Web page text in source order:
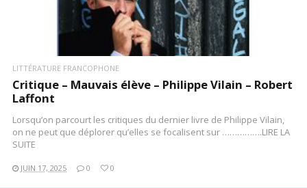
LITTÉRATURE FRANCOPHONE
Critique – Mauvais élève – Philippe Vilain – Robert
Laffont
Lorsqu’on parcourt les critiques du dernier livre de Philippe Vilain,
on ne peut que déplorer qu’elles se focalisent sur …………….LIRE LA
SUITE
JUIN 17, 2025 0 0